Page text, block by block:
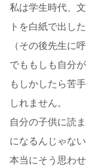
私は学生時代、
トを白紙で出し
（その後先生に
でももしも自分
もしかしたら苦
しれません。
自分の子供に読
になるんじゃな
本当にそう思わ